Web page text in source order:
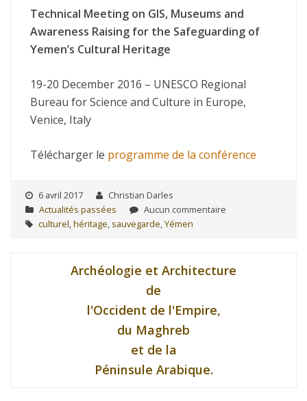
Technical Meeting on GIS, Museums and
Awareness Raising for the Safeguarding of
Yemen’s Cultural Heritage
19-20 December 2016 – UNESCO Regional
Bureau for Science and Culture in Europe,
Venice, Italy
Télécharger le programme de la conférence
6 avril 2017
Christian Darles
Actualités passées
Aucun commentaire
culturel,héritage, sauvegarde,Yémen
Archéologie et Architecture
de
l'Occident de l'Empire,
du Maghreb
et de la
Péninsule Arabique.